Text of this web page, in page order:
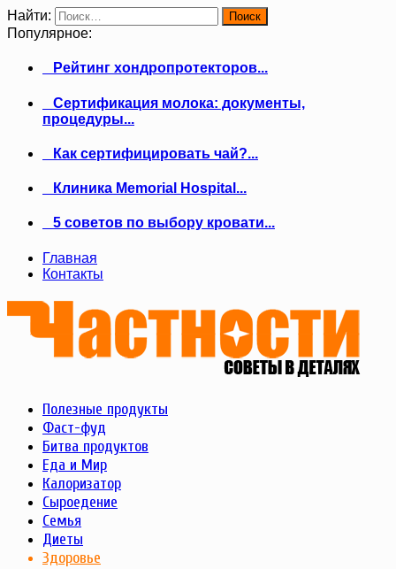
Найти:
Популярное:
Рейтинг хондропротекторов...
Сертификация молока: документы,
процедуры...
Как сертифицировать чай?...
Клиника Memorial Hospital...
5 советов по выбору кровати...
Главная
Контакты
Полезные продукты
Фаст-фуд
Битва продуктов
Еда и Мир
Калоризатор
Сыроедение
Семья
Диеты
Здоровье